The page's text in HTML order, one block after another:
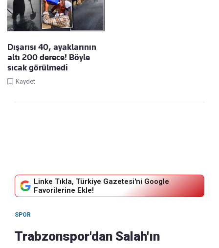
Dışarısı 40, ayaklarının
altı 200 derece! Böyle
sıcak görülmedi
Kaydet
Linke Tıkla, Türkiye Gazetesi'ni Google
Favorilerine Ekle!
SPOR
Trabzonspor'dan Salah'ın